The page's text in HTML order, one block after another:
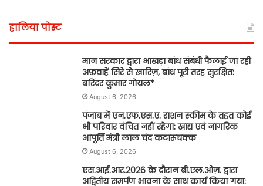
हालिया पोस्ट
मान सरकार द्वारा भाखड़ा बांध संबंधी फैलाई जा रही
अफ़वाहें सिरे से खारिज़, बांध पूरी तरह सुरक्षित:
बरिंदर कुमार गोयल*
August 6, 2026
पंजाब में एन.एफ.एस.ए. राशन स्कीम के तहत कोई
भी परिवार वंचित नहीं रहेगा: खाद्य एवं नागरिक
आपूर्ति मंत्री लाल चंद कटारूचक्क
August 6, 2026
एस.आई.आर.2026 के दौरान बी.एल.ओज़. द्वारा
अद्वितीय समर्पण भावना के साथ कार्य किया गया: